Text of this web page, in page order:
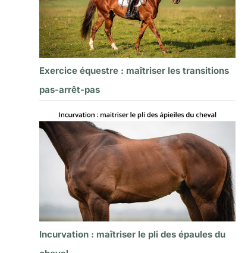
Exercice équestre : maîtriser les transitions
pas-arrêt-pas
Incurvation : maîtriser le pli des épaules du